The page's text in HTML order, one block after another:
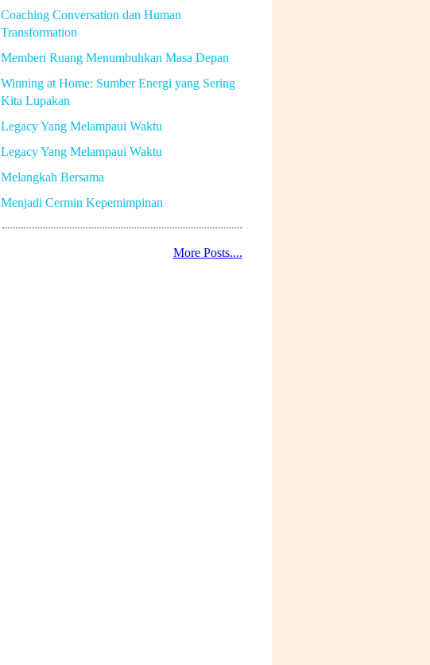
Coaching Conversation dan Human
Transformation
Memberi Ruang Menumbuhkan Masa Depan
Winning at Home: Sumber Energi yang Sering
Kita Lupakan
Legacy Yang Melampaui Waktu
Legacy Yang Melampaui Waktu
Melangkah Bersama
Menjadi Cermin Kepemimpinan
More Posts....